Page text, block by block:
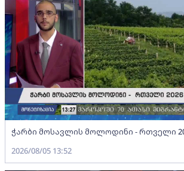
ჭარბი მოსავლის მოლოდინი - რთველი
2026/08/05 13:52